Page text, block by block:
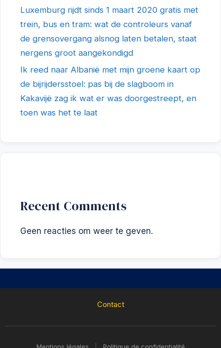
Luxemburg rijdt sinds 1 maart 2020 gratis met
trein, bus en tram: wat de controleurs vanaf
de grensovergang alsnog laten betalen, staat
nergens groot aangekondigd
Ik reed naar Albanië met mijn groene kaart op
de bijrijdersstoel: pas bij de slagboom in
Kakavijë zag ik wat er was doorgestreept, en
toen was het te laat
Recent Comments
Geen reacties om weer te geven.
Contact